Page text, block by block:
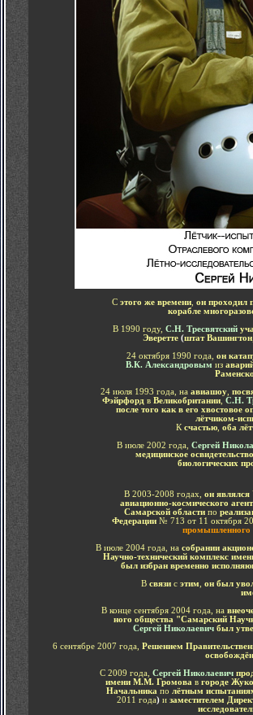
С этого же времени он проходил
корабле
В 1990 году, С.Н. Тресвятский
Эверетте (штат Вашингтон
24 октября 1990 года, он
В.К. Александровым из
24 июля 1993 года, на авиашоу
Фэйрфорд в Великобритании С.Н.
после того как в его хвостовое
лётчиком-
К счастью, оба
В июле 2002 года, Сергей
медицинское
биологических
В 2003-2008 годах, он являлся
авиационно-космического
Самарской области по
Федерации № 713 от 11 октября
промышленного
В июле 2004 года, на собрании
Научно-технический комплекс
был избран временно
В связи с этим
он был
В конце сентября 2004 года, на
ного общества "Самарский
Сергей Николаевич был
6 сентябре 2007 года, Решением
освобождён
С 2009 года, Сергей Николаевич
имени М.М. Громова в городе
Начальника по лётным
2011 года)изаместителем